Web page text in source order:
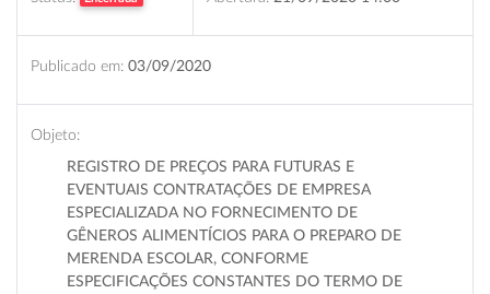
Publicado em: 03/09/2020
Objeto:
REGISTRO DE PREÇOS PARA FUTURAS E
EVENTUAIS CONTRATAÇÕES DE EMPRESA
ESPECIALIZADA NO FORNECIMENTO DE
GÊNEROS ALIMENTÍCIOS PARA O PREPARO DE
MERENDA ESCOLAR, CONFORME
ESPECIFICAÇÕES CONSTANTES DO TERMO DE